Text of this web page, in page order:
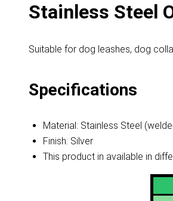
Stainless Steel
Suitable for dog leashes, dog
Specifications
Material: Stainless Steel
Finish: Silver
This product in available in